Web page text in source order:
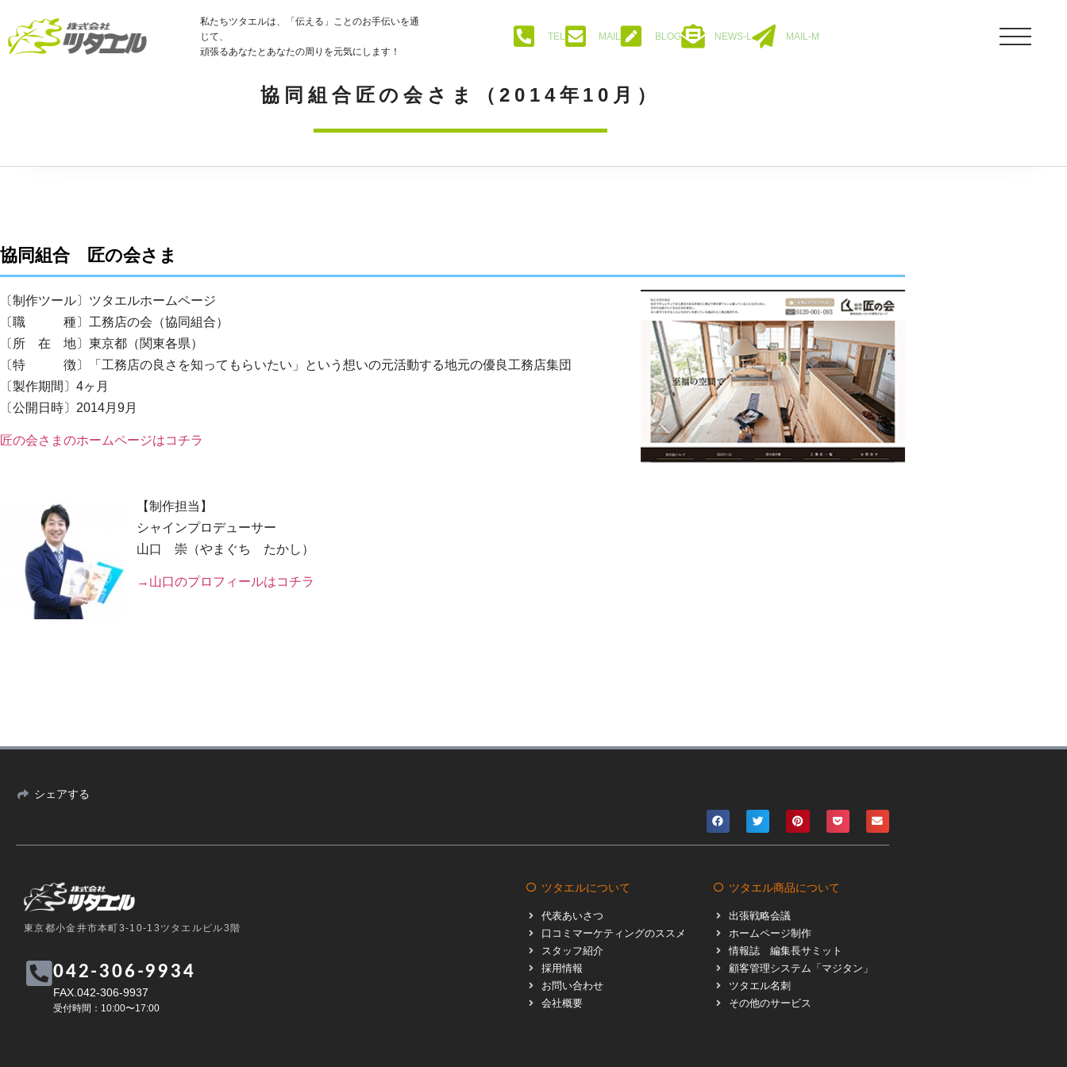
私たちツタエルは、「伝える」ことのお手伝いを通
じて、
頑張るあなたとあなたの周りを元気にします！
TEL MAIL BLOG NEWS-L MAIL-M
協同組合匠の会さま（2014年10月）
協同組合 匠の会さま
〔制作ツール〕ツタエルホームページ
〔職 種〕工務店の会（協同組合）
〔所 在 地〕東京都（関東各県）
〔特 徴〕「工務店の良さを知ってもらいたい」という想いの元活動する地元の優良工務店集団
〔製作期間〕4ヶ月
〔公開日時〕2014月9月
匠の会さまのホームページはコチラ
【制作担当】
シャインプロデューサー
山口 崇（やまぐち たかし）
→山口のプロフィールはコチラ
シェアする
東京都小金井市本町3-10-13ツタエルビル3階
042-306-9934
FAX.042-306-9937
受付時間：10:00〜17:00
ツタエルについて
代表あいさつ
口コミマーケティングのススメ
スタッフ紹介
採用情報
お問い合わせ
会社概要
ツタエル商品について
出張戦略会議
ホームページ制作
情報誌 編集長サミット
顧客管理システム「マジタン」
ツタエル名刺
その他のサービス